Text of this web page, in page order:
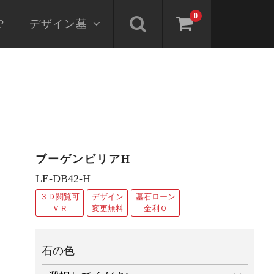
0
デザイン墓
ブーゲンビリアH
LE-DB42-H
３Ｄ閲覧可
ＶＲ
デザイン
変更無料
墓石ローン
金利０
石の色